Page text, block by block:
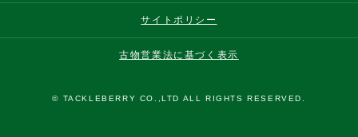
サイトポリシー
古物営業法に基づく表示
© TACKLEBERRY CO.,LTD ALL RIGHTS RESERVED.